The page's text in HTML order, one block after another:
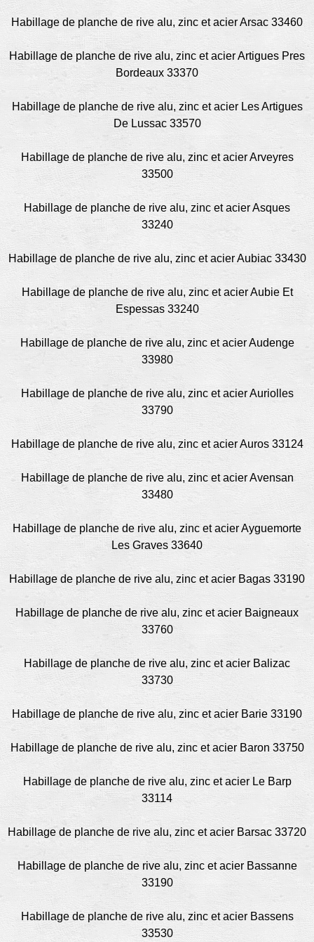
Habillage de planche de rive alu, zinc et acier Arsac 33460
Habillage de planche de rive alu, zinc et acier Artigues Pres
Bordeaux 33370
Habillage de planche de rive alu, zinc et acier Les Artigues
De Lussac 33570
Habillage de planche de rive alu, zinc et acier Arveyres
33500
Habillage de planche de rive alu, zinc et acier Asques
33240
Habillage de planche de rive alu, zinc et acier Aubiac 33430
Habillage de planche de rive alu, zinc et acier Aubie Et
Espessas 33240
Habillage de planche de rive alu, zinc et acier Audenge
33980
Habillage de planche de rive alu, zinc et acier Auriolles
33790
Habillage de planche de rive alu, zinc et acier Auros 33124
Habillage de planche de rive alu, zinc et acier Avensan
33480
Habillage de planche de rive alu, zinc et acier Ayguemorte
Les Graves 33640
Habillage de planche de rive alu, zinc et acier Bagas 33190
Habillage de planche de rive alu, zinc et acier Baigneaux
33760
Habillage de planche de rive alu, zinc et acier Balizac
33730
Habillage de planche de rive alu, zinc et acier Barie 33190
Habillage de planche de rive alu, zinc et acier Baron 33750
Habillage de planche de rive alu, zinc et acier Le Barp
33114
Habillage de planche de rive alu, zinc et acier Barsac 33720
Habillage de planche de rive alu, zinc et acier Bassanne
33190
Habillage de planche de rive alu, zinc et acier Bassens
33530